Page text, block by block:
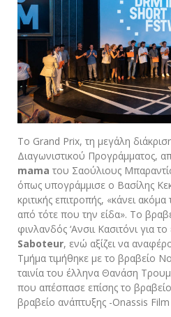
Το Grand Prix, τη μεγάλη
Διαγωνιστικού Προγράμματος,
mama του Σαούλιους
όπως υπογράμμισε ο Βασίλης
κριτικής επιτροπής, «κάνει
από τότε που την είδα». Το
φινλανδός ‘Ανσιι Κασιτόνι για
Saboteur, ενώ αξίζει να
Τμήμα τιμήθηκε με το βραβείο
ταινία του έλληνα Θανάση
που απέσπασε επίσης το
βραβείο ανάπτυξης -Onassis